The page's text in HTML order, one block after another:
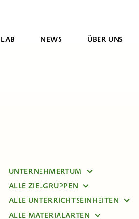
NEWS ÜBER UNS
UNTERNEHMERTUM
GESELLSCHAFT
ALLE ZIELGRUPPEN
ALLE UNTERRICHTSEINHEITEN
ALLE MATERIALARTEN